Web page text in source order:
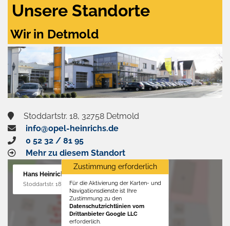
Unsere Standorte
Wir in Detmold
Stoddartstr. 18, 32758 Detmold
info@opel-heinrichs.de
0 52 32 / 81 95
Mehr zu diesem Standort
Hans Heinrichs GmbH
Stoddartstr. 18, 32758 Detmold
Zustimmung erforderlich
Für die Aktivierung der Karten- und
Navigationsdienste ist Ihre
Zustimmung zu den
Datenschutzrichtlinien vom
Drittanbieter Google LLC
erforderlich.